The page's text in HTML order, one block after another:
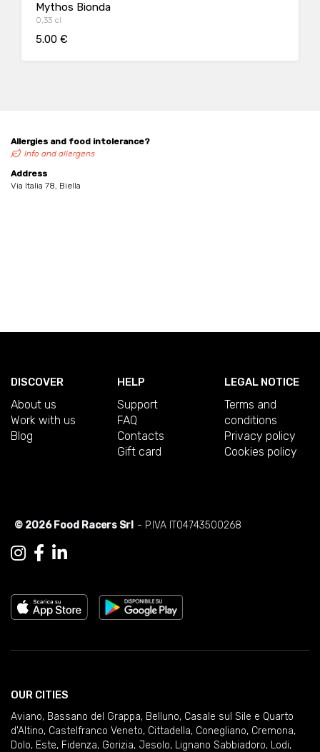
Mythos Bionda
0,33 cl
5.00 €
Allergies and food intolerance?
Info and allergens
Address
Via Italia 78, Biella
DISCOVER
About us
Work with us
Blog
HELP
Support
FAQ
Contacts
Gift card
LEGAL NOTICE
Terms and
conditions
Privacy policy
Cookies policy
© 2026 Food Racers Srl - P.IVA IT04743500268
OUR CITIES
Aviano, Bassano del Grappa, Belluno, Casale sul Sile e Quarto
d'Altino, Castelfranco Veneto, Cittadella, Conegliano, Cremona,
Dolo, Este, Fidenza, Gorizia, Jesolo, Lignano Sabbiadoro, Lodi,